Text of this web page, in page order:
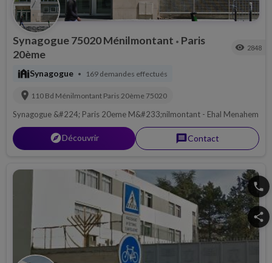
Synagogue 75020 Ménilmontant • Paris
20ème
visibility 2848
synagogueSynagogue • 169 demandes effectués
location_on 110 Bd Ménilmontant Paris 20ème 75020
Synagogue &#224; Paris 20eme M&#233;nilmontant - Ehal Menahem
explorerDécouvrir messageContact
phone
share